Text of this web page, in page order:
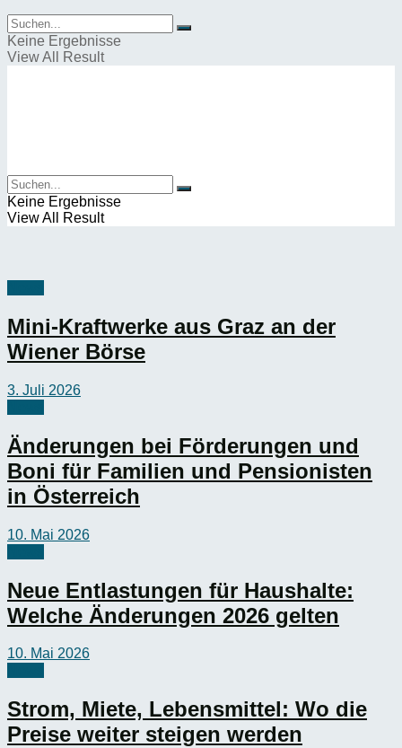
Keine Ergebnisse
View All Result
Keine Ergebnisse
View All Result
Mini-Kraftwerke aus Graz an der
Wiener Börse
3. Juli 2026
Änderungen bei Förderungen und
Boni für Familien und Pensionisten
in Österreich
10. Mai 2026
Neue Entlastungen für Haushalte:
Welche Änderungen 2026 gelten
10. Mai 2026
Strom, Miete, Lebensmittel: Wo die
Preise weiter steigen werden